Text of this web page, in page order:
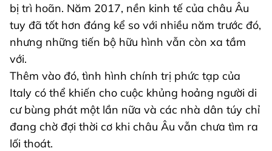
bị trì hoãn. Năm 2017, nền kinh tế của châu Âu
tuy đã tốt hơn đáng kể so với nhiều năm trước đó,
nhưng những tiến bộ hữu hình vẫn còn xa tầm
với.
Thêm vào đó, tình hình chính trị phức tạp của
Italy có thể khiến cho cuộc khủng hoảng người di
cư bùng phát một lần nữa và các nhà dân túy chỉ
đang chờ đợi thời cơ khi châu Âu vẫn chưa tìm ra
lối thoát.